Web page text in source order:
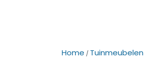
Home / Tuinmeubelen